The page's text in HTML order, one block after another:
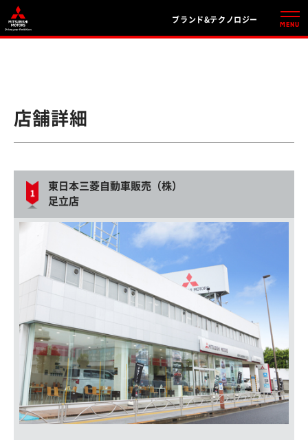
ブランド&テクノロジー
店舗詳細
東日本三菱自動車販売（株）
足立店